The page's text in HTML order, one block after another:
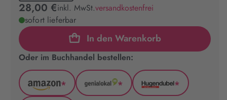
28,00 €inkl. MwSt.versandkostenfrei
sofort lieferbar
In den Warenkorb
Oder im Buchhandel bestellen:
Amazon
*
GenialLokal
*
Hugendubel
*